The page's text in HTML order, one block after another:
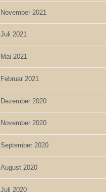
November 2021
Juli 2021
Mai 2021
Februar 2021
Dezember 2020
November 2020
September 2020
August 2020
Juli 2020